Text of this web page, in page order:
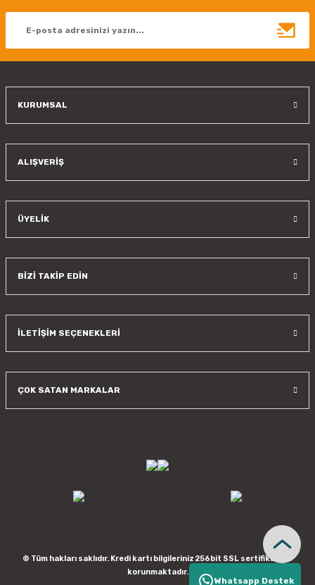
Ürün bilgilerinde hatalar bulunuyor.
KURUMSAL
ALIŞVERİŞ
ÜYELİK
BİZİ TAKİP EDİN
İLETİŞİM SEÇENEKLERİ
ÇOK SATAN MARKALAR
© Tüm hakları saklıdır. Kredi kartı bilgileriniz 256bit SSL sertifikası ile
korunmaktadır.
Whatsapp Destek